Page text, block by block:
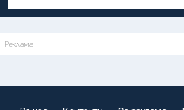
Реклама